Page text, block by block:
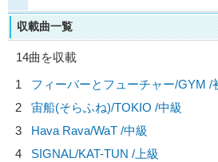
収載曲一覧
14曲を収載
1
フィーバーとフューチャー/GYM /
2
宙船(そらふね)/TOKIO /中級
3
Hava Rava/WaT /中級
4
SIGNAL/KAT-TUN /上級